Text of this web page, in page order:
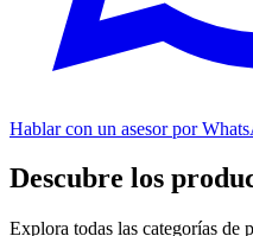
Hablar con un asesor por
Descubre los
Explora todas las categorías de